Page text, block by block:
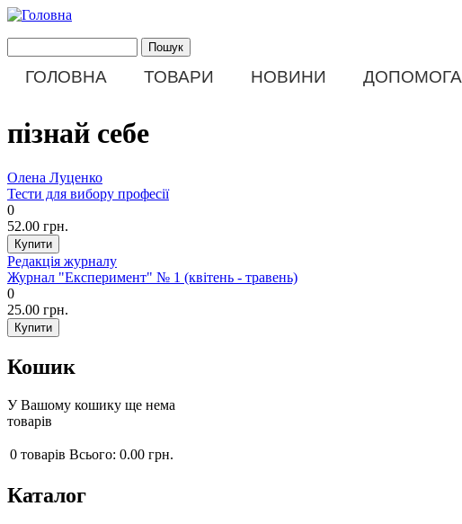
Перейти до основного матеріалу
Пошукова форма
Main menu
ГОЛОВНА ТОВАРИ НОВИНИ ДОПОМОГА
пізнай себе
Олена Луценко
Тести для вибору професії
0
52.00 грн.
Редакція журналу
Журнал "Експеримент" № 1 (квітень - травень)
0
25.00 грн.
Кошик
У Вашому кошику ще нема
товарів
0 товарів Всього: 0.00 грн.
Каталог